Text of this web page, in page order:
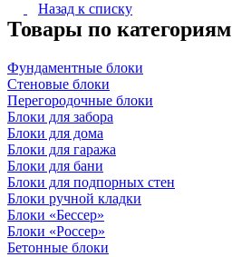
Назад к списку
Товары по категориям
Фундаментные блоки
Стеновые блоки
Перегородочные блоки
Блоки для забора
Блоки для дома
Блоки для гаража
Блоки для бани
Блоки для подпорных стен
Блоки ручной кладки
Блоки «Бессер»
Блоки «Россер»
Бетонные блоки